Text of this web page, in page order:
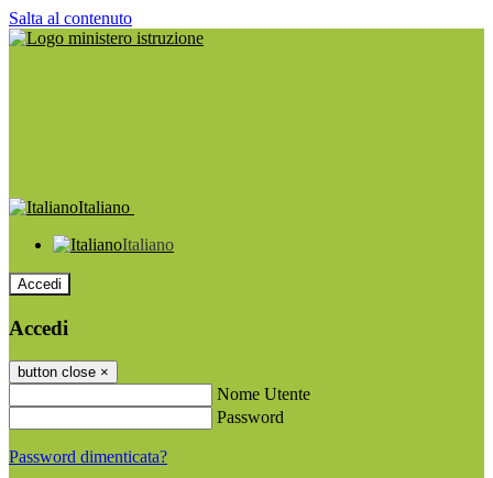
Salta al contenuto
Italiano
Italiano
Accedi
Accedi
button close ×
Nome Utente
Password
Password dimenticata?